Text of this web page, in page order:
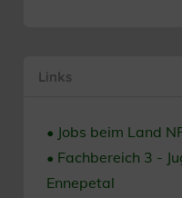
Links
• Jobs beim Land
• Fachbereich 3 -
Ennepetal